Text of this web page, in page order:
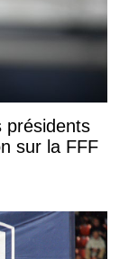
présidents
sur la FFF